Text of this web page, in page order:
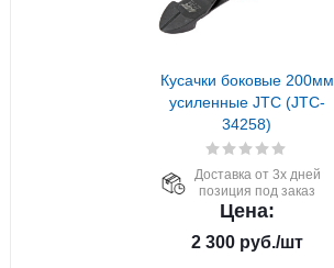
Кусачки боковые 200мм
усиленные JTC (JTC-
34258)
Доставка от 3х дней
позиция под заказ
Цена:
2 300руб./шт